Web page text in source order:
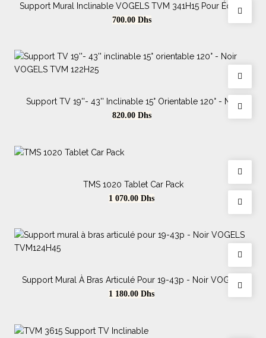
Support Mural Inclinable VOGELS TVM 341H15 Pour Écrans
65"
Prix
700.00 Dhs
Support TV 19''- 43'' Inclinable 15° Orientable 120° - Noir
VOGELS TVM 122H25
Prix
820.00 Dhs
TMS 1020 Tablet Car Pack
Prix
1 070.00 Dhs
Support Mural À Bras Articulé Pour 19-43p - Noir VOGELS
TVM124H45
Prix
1 180.00 Dhs